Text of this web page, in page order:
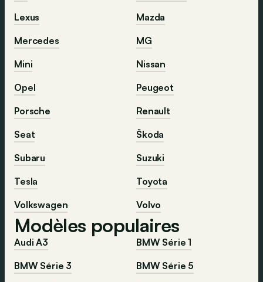
Lexus
Mazda
Mercedes
MG
Mini
Nissan
Opel
Peugeot
Porsche
Renault
Seat
Škoda
Subaru
Suzuki
Tesla
Toyota
Volkswagen
Volvo
Modèles populaires
Audi A3
BMW Série 1
BMW Série 3
BMW Série 5